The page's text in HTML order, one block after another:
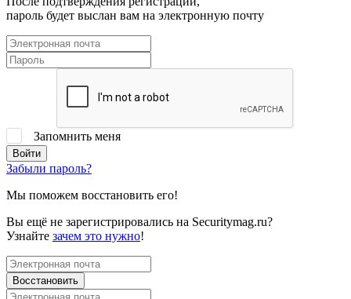
пароль будет выслан вам на электронную почту
Запомнить меня
Забыли пароль?
Мы поможем восстановить его!
Вы ещё не зарегистрировались на Securitymag.ru?
Узнайте зачем это нужно!